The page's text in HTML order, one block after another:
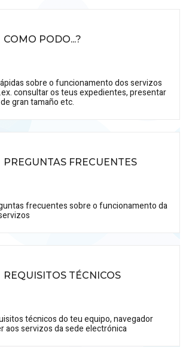
COMO PODO...?
sobre o funcionamento dos servizos
consultar os teus expedientes, presentar
gran tamaño etc.
PREGUNTAS FRECUENTES
frecuentes sobre o funcionamento da
REQUISITOS TÉCNICOS
técnicos do teu equipo, navegador
aos servizos da sede electrónica